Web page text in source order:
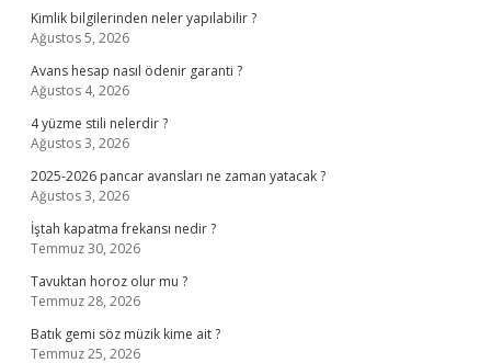
Kimlik bilgilerinden neler yapılabilir ?
Ağustos 5, 2026
Avans hesap nasıl ödenir garanti ?
Ağustos 4, 2026
4 yüzme stili nelerdir ?
Ağustos 3, 2026
2025-2026 pancar avansları ne zaman yatacak ?
Ağustos 3, 2026
İştah kapatma frekansı nedir ?
Temmuz 30, 2026
Tavuktan horoz olur mu ?
Temmuz 28, 2026
Batık gemi söz müzik kime ait ?
Temmuz 25, 2026